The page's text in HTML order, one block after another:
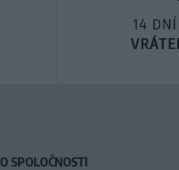
14
O SPOLOČNOSTI